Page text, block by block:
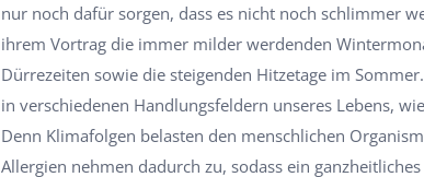
nur noch dafür sorgen, dass es nicht noch schlimmer
ihrem Vortrag die immer milder werdenden
Dürrezeiten sowie die steigenden Hitzetage im
in verschiedenen Handlungsfeldern unseres Lebens,
Denn Klimafolgen belasten den menschlichen
Allergien nehmen dadurch zu, sodass ein